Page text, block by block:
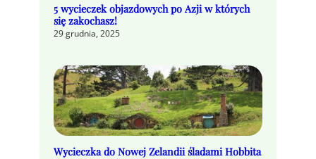
5 wycieczek objazdowych po Azji w których
się zakochasz!
29 grudnia, 2025
Wycieczka do Nowej Zelandii śladami Hobbita